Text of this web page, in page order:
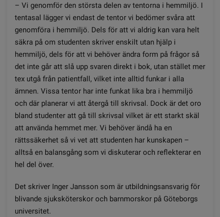
– Vi genomför den största delen av tentorna i hemmiljö. I
tentasal lägger vi endast de tentor vi bedömer svåra att
genomföra i hemmiljö. Dels för att vi aldrig kan vara helt
säkra på om studenten skriver enskilt utan hjälp i
hemmiljö, dels för att vi behöver ändra form på frågor så
det inte går att slå upp svaren direkt i bok, utan stället mer
tex utgå från patientfall, vilket inte alltid funkar i alla
ämnen. Vissa tentor har inte funkat lika bra i hemmiljö
och där planerar vi att återgå till skrivsal. Dock är det oro
bland studenter att gå till skrivsal vilket är ett starkt skäl
att använda hemmet mer. Vi behöver ändå ha en
rättssäkerhet så vi vet att studenten har kunskapen –
alltså en balansgång som vi diskuterar och reflekterar en
hel del över.
Det skriver Inger Jansson som är utbildningsansvarig för
blivande sjuksköterskor och barnmorskor på Göteborgs
universitet.